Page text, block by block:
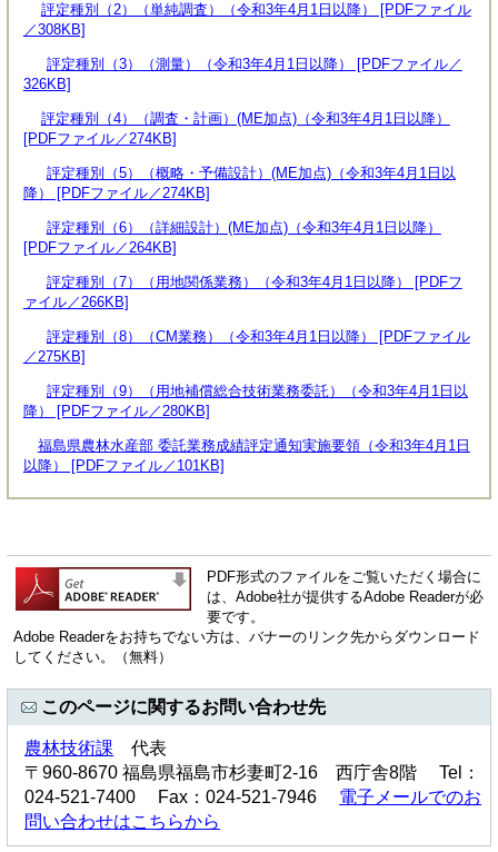
評定種別（2）（単純調査）（令和3年4月1日以降） [PDFファイル
／308KB]
評定種別（3）（測量）（令和3年4月1日以降） [PDFファイル／
326KB]
評定種別（4）（調査・計画）(ME加点)（令和3年4月1日以降）
[PDFファイル／274KB]
評定種別（5）（概略・予備設計）(ME加点)（令和3年4月1日以
降） [PDFファイル／274KB]
評定種別（6）（詳細設計）(ME加点)（令和3年4月1日以降）
[PDFファイル／264KB]
評定種別（7）（用地関係業務）（令和3年4月1日以降） [PDFフ
ァイル／266KB]
評定種別（8）（CM業務）（令和3年4月1日以降） [PDFファイル
／275KB]
評定種別（9）（用地補償総合技術業務委託）（令和3年4月1日以
降） [PDFファイル／280KB]
福島県農林水産部 委託業務成績評定通知実施要領（令和3年4月1日
以降） [PDFファイル／101KB]
PDF形式のファイルをご覧いただく場合に
は、Adobe社が提供するAdobe Readerが必
要です。
Adobe Readerをお持ちでない方は、バナーのリンク先からダウンロード
してください。（無料）
このページに関するお問い合わせ先
農林技術課 代表
〒960-8670 福島県福島市杉妻町2-16 西庁舎8階 Tel：
024-521-7400 Fax：024-521-7946 電子メールでのお
問い合わせはこちらから